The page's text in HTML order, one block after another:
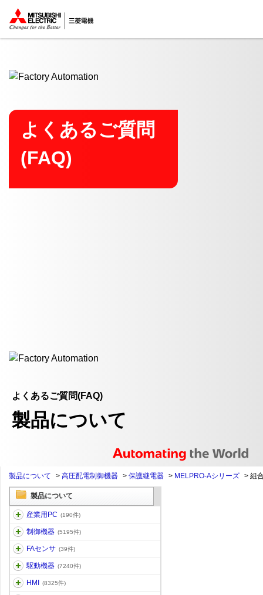
ここから本文
よくあるご質問
(FAQ)
よくあるご質問(FAQ)
製品について
製品について > 高圧配電制御機器 > 保護継電器 > MELPRO-Aシリーズ > 組
製品について
産業用PC (190件)
制御機器 (5195件)
FAセンサ (39件)
駆動機器 (7240件)
HMI (8325件)